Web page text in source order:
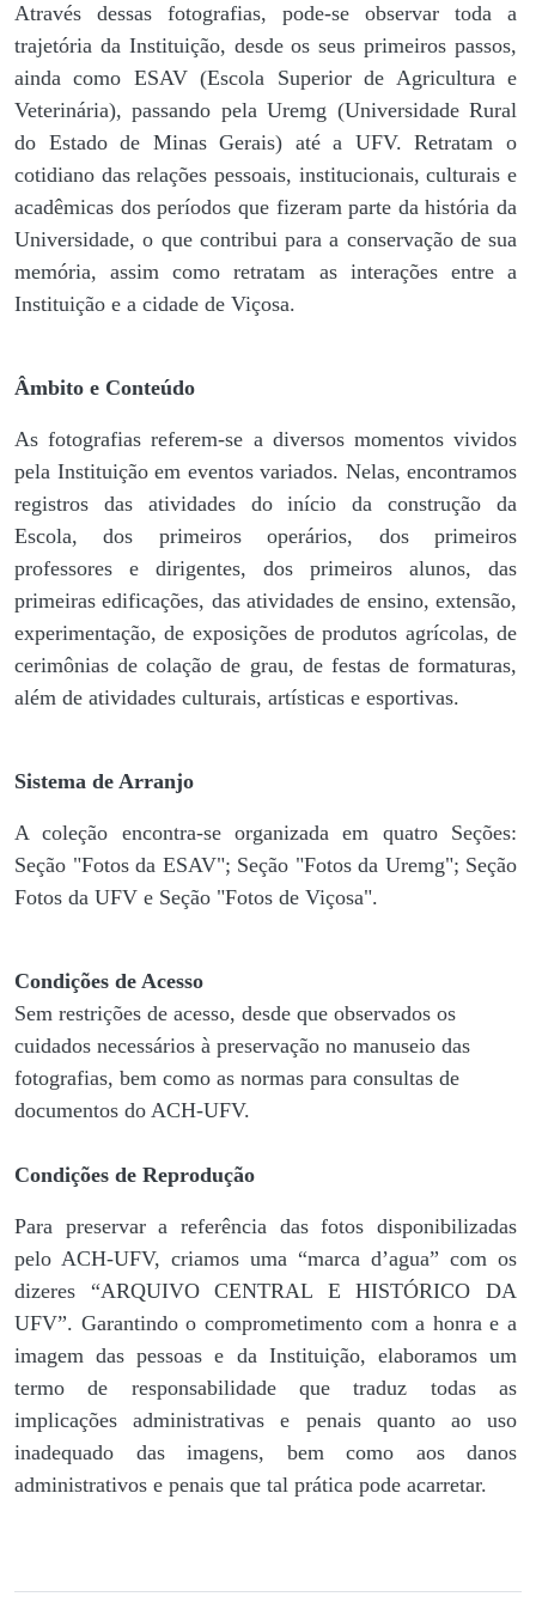
Através dessas fotografias, pode-se observar toda a
trajetória da Instituição, desde os seus primeiros passos,
ainda como ESAV (Escola Superior de Agricultura e
Veterinária), passando pela Uremg (Universidade Rural
do Estado de Minas Gerais) até a UFV. Retratam o
cotidiano das relações pessoais, institucionais, culturais e
acadêmicas dos períodos que fizeram parte da história da
Universidade, o que contribui para a conservação de sua
memória, assim como retratam as interações entre a
Instituição e a cidade de Viçosa.
Âmbito e Conteúdo
As fotografias referem-se a diversos momentos vividos
pela Instituição em eventos variados. Nelas, encontramos
registros das atividades do início da construção da
Escola, dos primeiros operários, dos primeiros
professores e dirigentes, ​dos primeiros alunos, das
primeiras edificações, das atividades de ensino, extensão,
experimentação, de exposições de produtos agrícolas, de
cerimônias de colação de grau, de festas de formaturas,
além de atividades culturais, artísticas e esportivas.
Sistema de Arranjo
A coleção encontra-se organizada em quatro Seções:
Seção "Fotos da ESAV"; Seção "Fotos da Uremg"; Seção
Fotos da UFV e Seção "Fotos de Viçosa".
Condições de Acesso
Sem restrições de acesso, desde que observados os
cuidados necessários à preservação no manuseio das
fotografias, bem como as normas para consultas de
documentos do ACH-UFV.
Condições de Reprodução
Para preservar a referência das fotos disponibilizadas
pelo ACH-UFV, criamos uma “marca d’agua” com os
dizeres “ARQUIVO CENTRAL E HISTÓRICO DA
UFV”. Garantindo o comprometimento com a honra e a
imagem das pessoas e da Instituição, elaboramos um
termo de responsabilidade que traduz todas as
implicações administrativas e penais quanto ao uso
inadequado das imagens, bem como aos danos
administrativos e penais que tal prática pode acarretar.